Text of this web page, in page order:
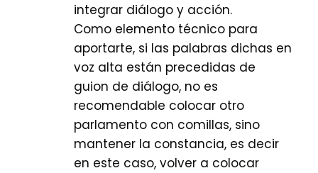
integrar diálogo y acción.
Como elemento técnico para
aportarte, si las palabras dichas en
voz alta están precedidas de
guion de diálogo, no es
recomendable colocar otro
parlamento con comillas, sino
mantener la constancia, es decir
en este caso, volver a colocar